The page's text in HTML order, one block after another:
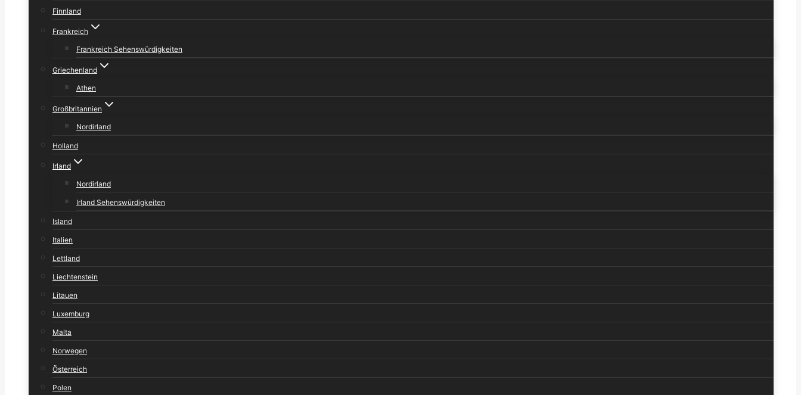
Finnland
Frankreich
Frankreich Sehenswürdigkeiten
Griechenland
Athen
Großbritannien
Nordirland
Holland
Irland
Nordirland
Irland Sehenswürdigkeiten
Island
Italien
Lettland
Liechtenstein
Litauen
Luxemburg
Malta
Norwegen
Österreich
Polen